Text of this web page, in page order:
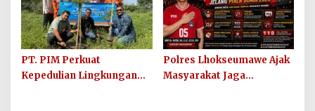
PT. PIM Perkuat
Kepedulian Lingkungan
Polres Lhokseumawe Ajak
Masyarakat Jaga